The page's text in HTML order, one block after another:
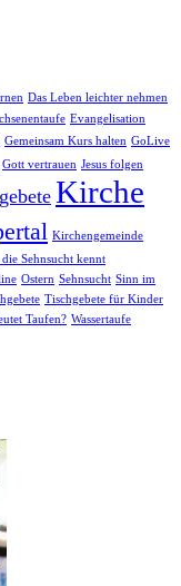
Das Leben leichter nehmen
Evangelisation
Gemeinsam Kurs halten GoLive
Gott vertrauen Jesus folgen
Kirche
Kirchengemeinde
Sehnsucht kennt
Ostern Sehnsucht Sinn im
Tischgebete für Kinder
Taufen? Wassertaufe